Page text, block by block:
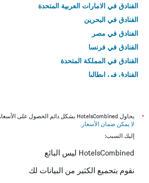
الفنادق في الامارات العربية المتحدة
الفنادق في البحرين
الفنادق في مصر
الفنادق في فرنسا
الفنادق في المملكة المتحدة
الفنادق في إيطاليا
*
يحاول HotelsCombined بشكل دائم الحصول على الأسعار الدقيقة، ولكن
لا يمكن ضمان الأسعار .
إليك السبب:
HotelsCombined ليس البائع
نقوم بتجميع الكثير من البيانات لك